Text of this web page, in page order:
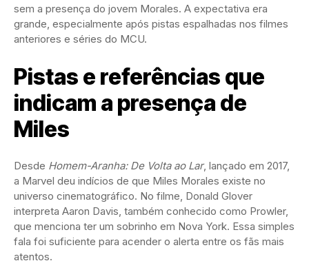
sem a presença do jovem Morales. A expectativa era
grande, especialmente após pistas espalhadas nos filmes
anteriores e séries do MCU.
Pistas e referências que
indicam a presença de
Miles
Desde Homem-Aranha: De Volta ao Lar, lançado em 2017,
a Marvel deu indícios de que Miles Morales existe no
universo cinematográfico. No filme, Donald Glover
interpreta Aaron Davis, também conhecido como Prowler,
que menciona ter um sobrinho em Nova York. Essa simples
fala foi suficiente para acender o alerta entre os fãs mais
atentos.